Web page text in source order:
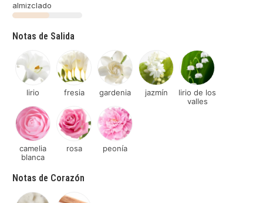
almizclado
Notas de Salida
lirio fresia gardenia jazmín
lirio de los
valles
camelia
blanca
rosa peonía
Notas de Corazón